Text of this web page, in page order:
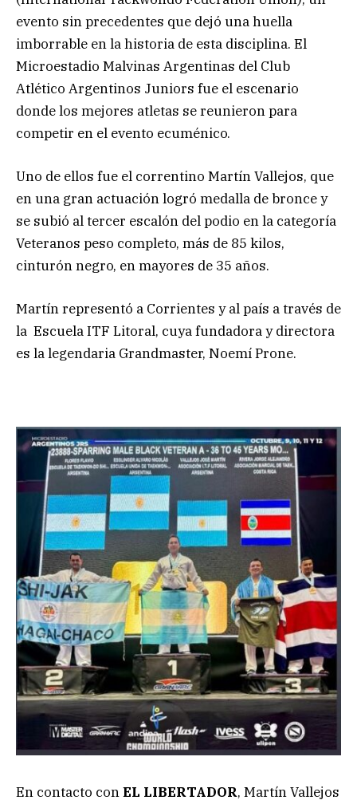
evento sin precedentes que dejó una huella
imborrable en la historia de esta disciplina. El
Microestadio Malvinas Argentinas del Club
Atlético Argentinos Juniors fue el escenario
donde los mejores atletas se reunieron para
competir en el evento ecuménico.
Uno de ellos fue el correntino Martín Vallejos, que
en una gran actuación logró medalla de bronce y
se subió al tercer escalón del podio en la categoría
Veteranos peso completo, más de 85 kilos,
cinturón negro, en mayores de 35 años.
Martín representó a Corrientes y al país a través de
la Escuela ITF Litoral, cuya fundadora y directora
es la legendaria Grandmaster, Noemí Prone.
En contacto conEL LIBERTADOR, Martín Vallejos